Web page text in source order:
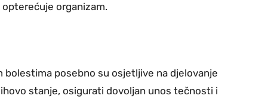
organizam.
bolestima posebno su osjetljive na djelovanje
stanje, osigurati dovoljan unos tečnosti i